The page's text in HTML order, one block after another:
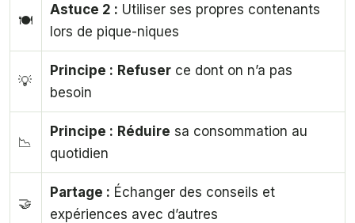
🍽️
Astuce 2 : Utiliser ses propres contenants
lors de pique-niques
💡
Principe : Refuser ce dont on n’a pas
besoin
📉
Principe : Réduire sa consommation au
quotidien
🤝
Partage : Échanger des conseils et
expériences avec d’autres